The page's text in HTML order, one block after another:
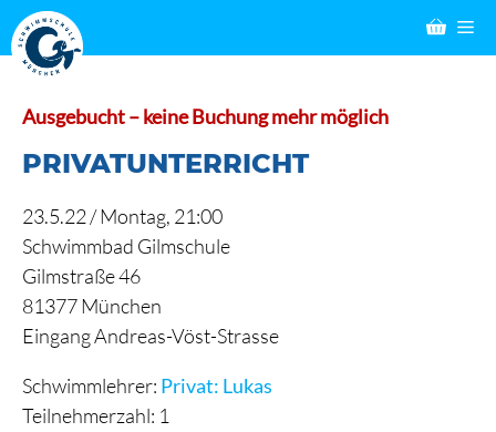
Zum
Inhalt
springen
Ausgebucht – keine Buchung mehr möglich
PRIVATUNTERRICHT
23.5.22 /Montag, 21:00
Schwimmbad Gilmschule
Gilmstraße 46
81377 München
Eingang Andreas-Vöst-Strasse
Schwimmlehrer: Privat: Lukas
Teilnehmerzahl: 1